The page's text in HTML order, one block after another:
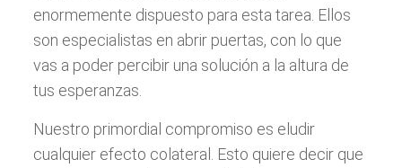
enormemente dispuesto para esta tarea. Ellos
son especialistas en abrir puertas, con lo que
vas a poder percibir una solución a la altura de
tus esperanzas.
Nuestro primordial compromiso es eludir
cualquier efecto colateral. Esto quiere decir que